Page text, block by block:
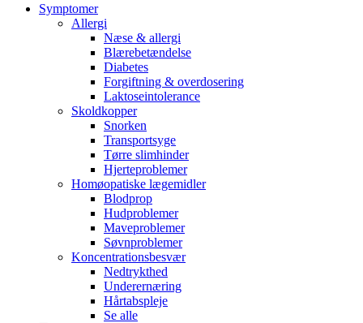
Symptomer
Allergi
Næse & allergi
Blærebetændelse
Diabetes
Forgiftning & overdosering
Laktoseintolerance
Skoldkopper
Snorken
Transportsyge
Tørre slimhinder
Hjerteproblemer
Homøopatiske lægemidler
Blodprop
Hudproblemer
Maveproblemer
Søvnproblemer
Koncentrationsbesvær
Nedtrykthed
Underernæring
Hårtabspleje
Se alle